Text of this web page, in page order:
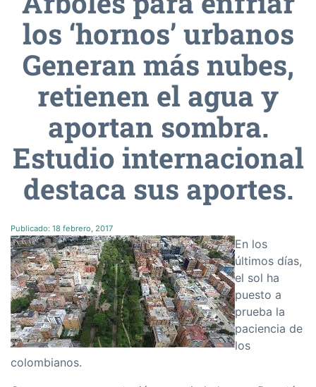
los ‘hornos’ urbanos
Generan más nubes,
retienen el agua y
aportan sombra.
Estudio internacional
destaca sus aportes.
Publicado: 18 febrero, 2017
En los
últimos días,
el sol ha
puesto a
prueba la
paciencia de
los
colombianos.